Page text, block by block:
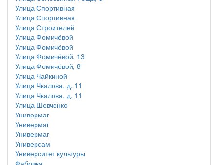
Улица Спортивная
Улица Спортивная
Улица Строителей
Улица Фомичёвой
Улица Фомичёвой
Улица Фомичёвой, 13
Улица Фомичёвой, 8
Улица Чайкиной
Улица Чкалова, д. 11
Улица Чкалова, д. 11
Улица Шевченко
Универмаг
Универмаг
Универмаг
Универсам
Университет культуры
Фабрика